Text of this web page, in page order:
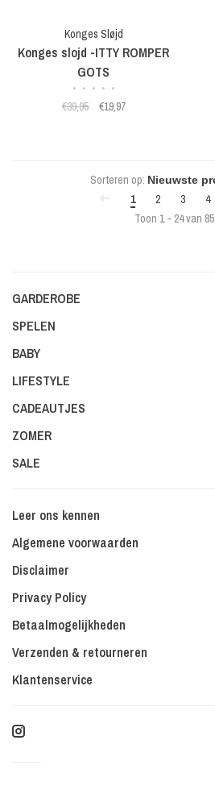
Konges Sløjd
Konges slojd -ITTY ROMPER
GOTS
• • • • •
€39,95 €19,97
Sorteren op:
1
2 3
4
Toon 1 - 24 van 85
GARDEROBE
SPELEN
BABY
LIFESTYLE
CADEAUTJES
ZOMER
SALE
Leer ons kennen
Algemene voorwaarden
Disclaimer
Privacy Policy
Betaalmogelijkheden
Verzenden & retourneren
Klantenservice